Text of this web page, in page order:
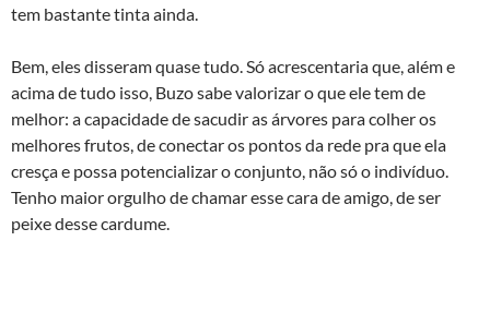
tem bastante tinta ainda.
Bem, eles disseram quase tudo. Só acrescentaria que, além e
acima de tudo isso, Buzo sabe valorizar o que ele tem de
melhor: a capacidade de sacudir as árvores para colher os
melhores frutos, de conectar os pontos da rede pra que ela
cresça e possa potencializar o conjunto, não só o indivíduo.
Tenho maior orgulho de chamar esse cara de amigo, de ser
peixe desse cardume.